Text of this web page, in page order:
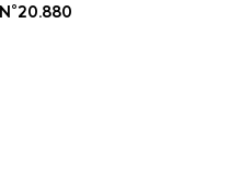
N°20.880